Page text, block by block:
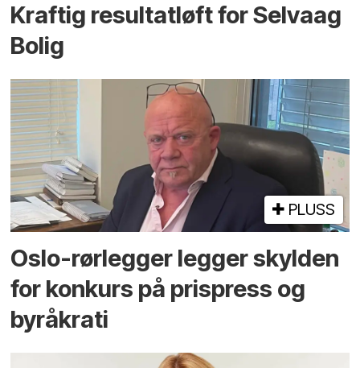
Kraftig resultatløft for Selvaag
Bolig
PLUSS
Oslo-rørlegger legger skylden
for konkurs på prispress og
byråkrati